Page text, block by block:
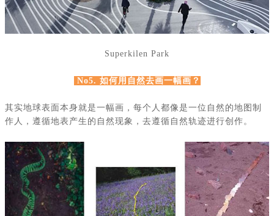
Superkilen Park
No5. 如何用自然去画一幅画？
其实地球表面本身就是一幅画，每个人都像是一位自然的地图制
作人，遵循地表产生的自然现象，去遵循自然轨迹进行创作。